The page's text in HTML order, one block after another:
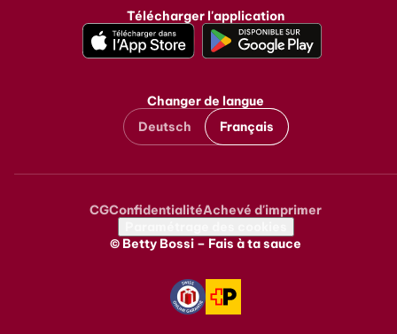
Télécharger l'application
Changer de langue
Deutsch
Français
Metanavigation
CGConfidentialitéAchevé d'imprimer
© Betty Bossi – Fais à ta sauce